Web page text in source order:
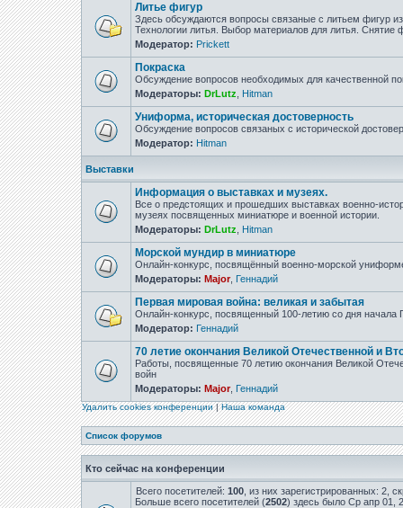
Литье фигур
Здесь обсуждаются вопросы связаные с литьем фигур
Технологии литья. Выбор материалов для литья. Снятие
Модератор: Prickett
Покраска
Обсуждение вопросов необходимых для качественной
Модераторы: DrLutz Hitman
Униформа, историческая достоверность
Обсуждение вопросов связаных с исторической
Модератор: Hitman
Выставки
Информация о выставках и музеях.
Все о предстоящих и прошедших выставках военно-
музеях посвященных миниатюре и военной истории.
Модераторы: DrLutz Hitman
Морской мундир в миниатюре
Онлайн-конкурс, посвящённый военно-морской
Модераторы: Major, Геннадий
Первая мировая война: великая и забытая
Онлайн-конкурс, посвященный 100-летию со дня начала
Модератор: Геннадий
70 летие окончания Великой Отечественной и
Работы, посвященные 70 летию окончания Великой
войн
Модераторы: Major, Геннадий
Удалить cookies конференции|Наша команда
Список форумов
Кто сейчас на конференции
Всего посетителей: 100 , из них зарегистрированных: 2,
Больше всего посетителей (2502) здесь было Ср апр 01,